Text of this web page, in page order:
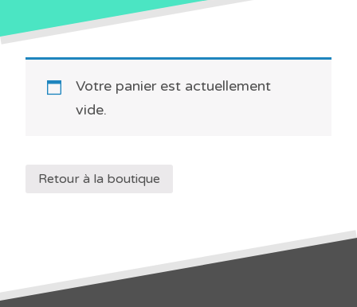
Votre panier est actuellement
vide.
Retour à la boutique